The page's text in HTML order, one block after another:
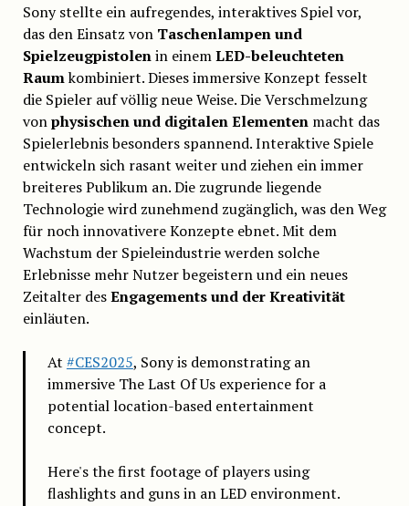
Sony stellte ein aufregendes, interaktives Spiel vor,
das den Einsatz von Taschenlampen und
Spielzeugpistolenin einemLED-beleuchteten
Raumkombiniert. Dieses immersive Konzept fesselt
die Spieler auf völlig neue Weise. Die Verschmelzung
vonphysischen und digitalen Elementenmacht das
Spielerlebnis besonders spannend. Interaktive Spiele
entwickeln sich rasant weiter und ziehen ein immer
breiteres Publikum an. Die zugrunde liegende
Technologie wird zunehmend zugänglich, was den Weg
für noch innovativere Konzepte ebnet. Mit dem
Wachstum der Spieleindustrie werden solche
Erlebnisse mehr Nutzer begeistern und ein neues
Zeitalter desEngagements und der Kreativität
einläuten.
At #CES2025, Sony is demonstrating an
immersive The Last Of Us experience for a
potential location-based entertainment
concept.
Here's the first footage of players using
flashlights and guns in an LED environment.